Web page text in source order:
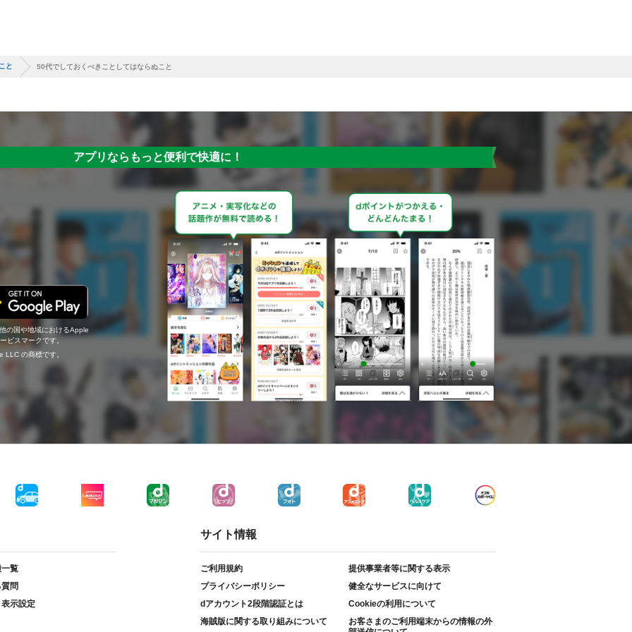
と 50代でしておくべきことしてはならぬこと
アプリならもっと便利で快適に！
の国や地域におけるApple
ビスマークです。
の商標です。
覧
問
示設定
サイト情報
ご利用規約
提供事業者等に関する表示
プライバシーポリシー
健全なサービスに向けて
dアカウント2段階認証とは
Cookieの利用について
海賊版に関する取り組みについて
お客さまのご利用端末からの情報の外